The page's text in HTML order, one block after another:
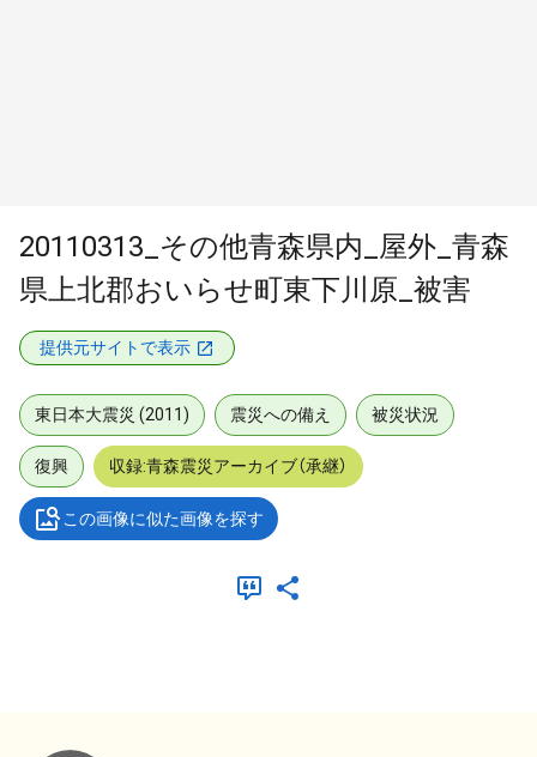
20110313_その他青森県内_屋外_青森
県上北郡おいらせ町東下川原_被害
提供元サイトで表示
東日本大震災 (2011) 震災への備え 被災状況
復興 収録:青森震災アーカイブ（承継）
この画像に似た画像を探す